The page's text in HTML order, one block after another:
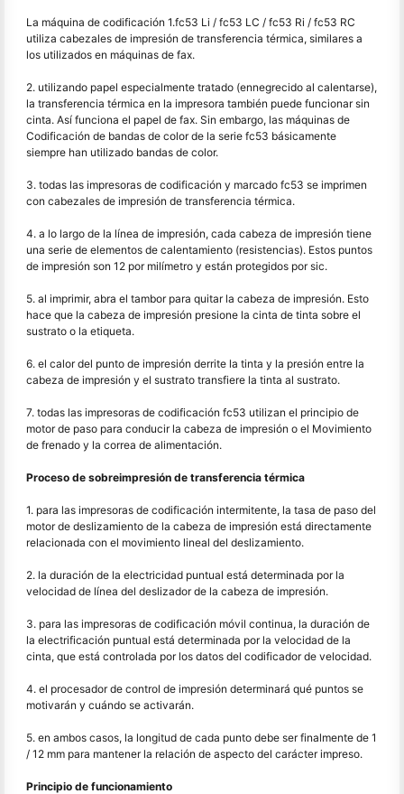
La máquina de codificación 1.fc53 Li / fc53 LC / fc53 Ri / fc53 RC
utiliza cabezales de impresión de transferencia térmica, similares a
los utilizados en máquinas de fax.
2. utilizando papel especialmente tratado (ennegrecido al calentarse),
la transferencia térmica en la impresora también puede funcionar sin
cinta. Así funciona el papel de fax. Sin embargo, las máquinas de
Codificación de bandas de color de la serie fc53 básicamente
siempre han utilizado bandas de color.
3. todas las impresoras de codificación y marcado fc53 se imprimen
con cabezales de impresión de transferencia térmica.
4. a lo largo de la línea de impresión, cada cabeza de impresión tiene
una serie de elementos de calentamiento (resistencias). Estos puntos
de impresión son 12 por milímetro y están protegidos por sic.
5. al imprimir, abra el tambor para quitar la cabeza de impresión. Esto
hace que la cabeza de impresión presione la cinta de tinta sobre el
sustrato o la etiqueta.
6. el calor del punto de impresión derrite la tinta y la presión entre la
cabeza de impresión y el sustrato transfiere la tinta al sustrato.
7. todas las impresoras de codificación fc53 utilizan el principio de
motor de paso para conducir la cabeza de impresión o el Movimiento
de frenado y la correa de alimentación.
Proceso de sobreimpresión de transferencia térmica
1. para las impresoras de codificación intermitente, la tasa de paso del
motor de deslizamiento de la cabeza de impresión está directamente
relacionada con el movimiento lineal del deslizamiento.
2. la duración de la electricidad puntual está determinada por la
velocidad de línea del deslizador de la cabeza de impresión.
3. para las impresoras de codificación móvil continua, la duración de
la electrificación puntual está determinada por la velocidad de la
cinta, que está controlada por los datos del codificador de velocidad.
4. el procesador de control de impresión determinará qué puntos se
motivarán y cuándo se activarán.
5. en ambos casos, la longitud de cada punto debe ser finalmente de 1
/ 12 mm para mantener la relación de aspecto del carácter impreso.
Principio de funcionamiento